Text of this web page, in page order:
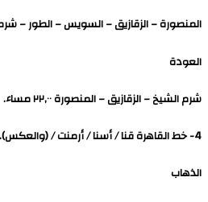
المنصورة – الزقازيق – السويس – الطور – شرم الشيخ
العودة
شرم الشيخ – الزقازيق – المنصورة ۲۲,۰۰ مساء.
4- خط القاهرة قنا / أسنا / أرمنت / (والعكس). “جزئي”
الذهاب